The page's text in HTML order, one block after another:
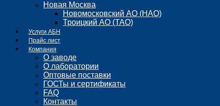
Новая Москва
Новомосковский АО (НАО)
Троицкий АО (ТАО)
Услуги АБН
Прайс лист
Компания
О заводе
О лаборатории
Оптовые поставки
ГОСТы и сертификаты
FAQ
Контакты